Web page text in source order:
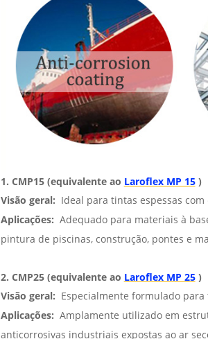
1. CMP15 (equivalente ao Laroflex MP 15)
Visão geral: Ideal para tintas espessas
Aplicações: Adequado para materiais à
pintura de piscinas, construção, pontes e
2. CMP25 (equivalente ao Laroflex MP 25)
Visão geral: Especialmente formulado
Aplicações: Amplamente utilizado em
anticorrosivas industriais expostas ao ar